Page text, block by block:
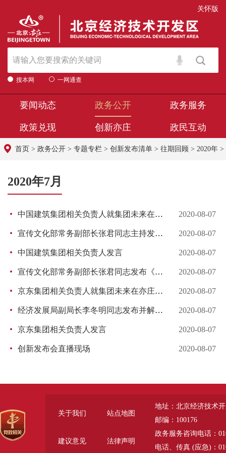
关怀版
搜本网 一网通查
要闻动态 政务公开 政务服务
政策兑现 创新亦庄 政民互动
首页 > 政务公开 > 专题专栏 > 创新发布清单 > 往期回顾 > 2020年 >
2020年7月
中国建筑集团相关负责人就集团未来在亦庄新城发展布局和产业方向上的相关项目进行介绍 2020-08-07
宣传文化部常务副部长张君同志主持发布会 2020-08-07
中国建筑集团相关负责人发言 2020-08-07
宣传文化部常务副部长张君同志发布《企业成长目标投资清单》 2020-08-07
京东集团相关负责人就集团未来在亦庄新城发展布局和产业方向上的相关项目进行介绍 2020-08-07
经济发展局副局长李冬明同志发布并解读《亦庄新城“433”城市功能组团》 2020-08-07
京东集团相关负责人发言 2020-08-07
创新发布会直播现场 2020-08-07
关于我们 站点地图
建议意见 法律声明
地址：北京经济技术
邮编：100176
政务服务咨询电话：
电话、传真 (应急)：